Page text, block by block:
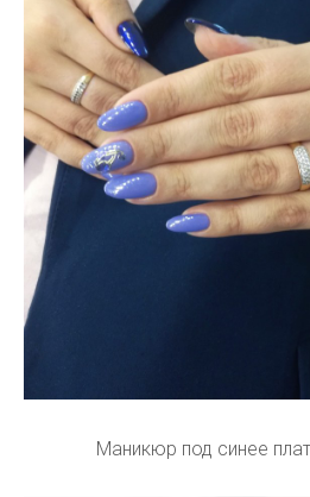
Маникюр под синее